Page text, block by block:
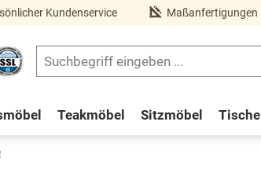
Kundenservice Maßanfertigungen
Teakmöbel Sitzmöbel Tische